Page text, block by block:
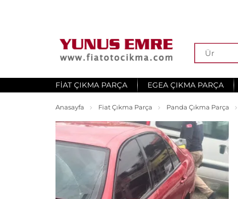
FIAT ÇIKMA PARÇA EGEA ÇIKMA PARÇA
Anasayfa Fiat Çıkma Parça Panda Çıkma Parça